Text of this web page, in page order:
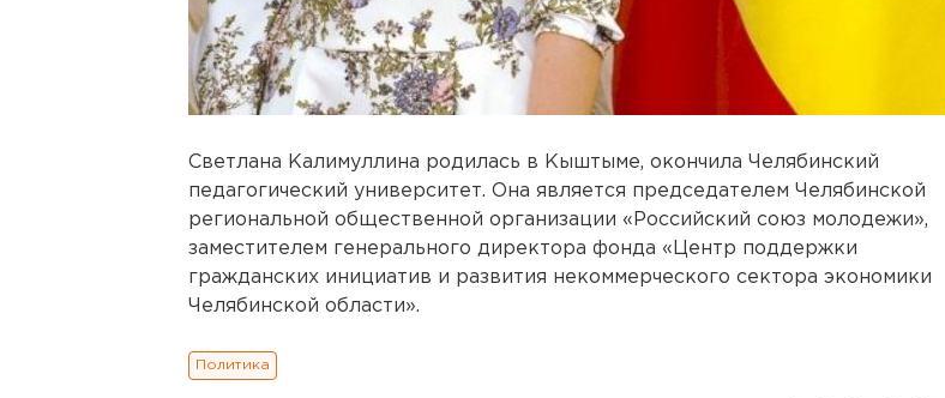
Светлана Калимуллина родилась в Кыштыме, окончила Челябинский
педагогический университет. Она является председателем Челябинской
региональной общественной организации «Российский союз молодежи»,
заместителем генерального директора фонда «Центр поддержки
гражданских инициатив и развития некоммерческого сектора экономики
Челябинской области».
Политика